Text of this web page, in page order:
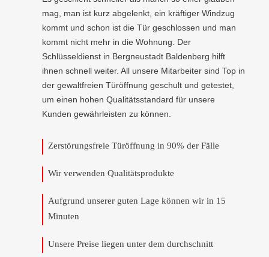
mag, man ist kurz abgelenkt, ein kräftiger Windzug
kommt und schon ist die Tür geschlossen und man
kommt nicht mehr in die Wohnung. Der
Schlüsseldienst in Bergneustadt Baldenberg hilft
ihnen schnell weiter. All unsere Mitarbeiter sind Top in
der gewaltfreien Türöffnung geschult und getestet,
um einen hohen Qualitätsstandard für unsere
Kunden gewährleisten zu können.
Zerstörungsfreie Türöffnung in 90% der Fälle
Wir verwenden Qualitätsprodukte
Aufgrund unserer guten Lage können wir in 15
Minuten
Unsere Preise liegen unter dem durchschnitt